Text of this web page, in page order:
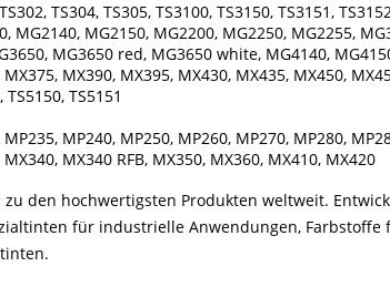
TS304, TS305, TS3100, TS3150, TS3151,
MG2140, MG2150, MG2200, MG2250, MG2255,
MG3650 red, MG3650 white, MG4140,
MX390, MX395, MX430, MX435, MX450,
TS5151
MP240, MP250, MP260, MP270, MP280,
MX340 RFB, MX350, MX360, MX410, MX420
zu den hochwertigsten Produkten weltweit.
für industrielle Anwendungen,